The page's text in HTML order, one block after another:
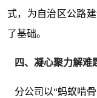
式，为自治区公路
了基础。
四、凝心聚力解难
分公司以“蚂蚁啃